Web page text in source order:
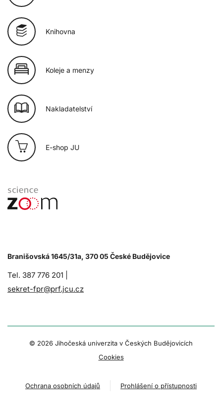
Knihovna
Koleje a menzy
Nakladatelství
E-shop JU
Branišovská 1645/31a, 370 05 České Budějovice
Tel. 387 776 201 |
sekret-fpr@prf.jcu.cz
© 2026 Jihočeská univerzita v Českých Budějovicích
Cookies
Ochrana osobních údajů Prohlášení o přístupnosti